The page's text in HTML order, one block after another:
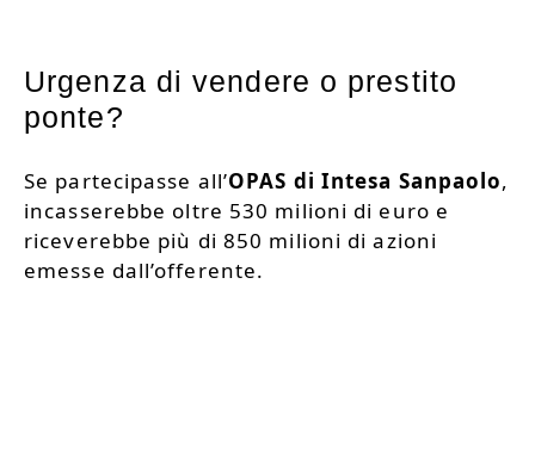
Urgenza di vendere o prestito
ponte?
Se partecipasse all’OPAS di Intesa Sanpaolo,
incasserebbe oltre 530 milioni di euro e
riceverebbe più di 850 milioni di azioni
emesse dall’offerente.